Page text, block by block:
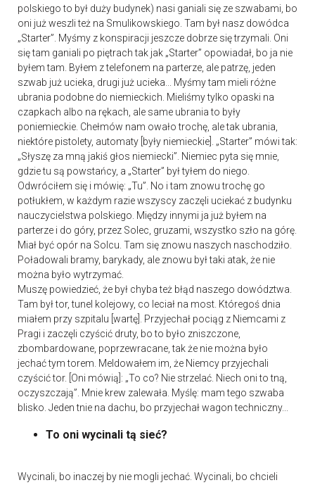
polskiego to był duży budynek) nasi ganiali się ze szwabami, bo
oni już weszli też na Smulikowskiego. Tam był nasz dowódca
„Starter”. Myśmy z konspiracji jeszcze dobrze się trzymali. Oni
się tam ganiali po piętrach tak jak „Starter” opowiadał, bo ja nie
byłem tam. Byłem z telefonem na parterze, ale patrzę, jeden
szwab już ucieka, drugi już ucieka... Myśmy tam mieli różne
ubrania podobne do niemieckich. Mieliśmy tylko opaski na
czapkach albo na rękach, ale same ubrania to były
poniemieckie. Chełmów nam owało trochę, ale tak ubrania,
niektóre pistolety, automaty [były niemieckie]. „Starter” mówi tak:
„Słyszę za mną jakiś głos niemiecki”. Niemiec pyta się mnie,
gdzie tu są powstańcy, a „Starter” był tyłem do niego.
Odwróciłem się i mówię: „Tu”. No i tam znowu trochę go
potłukłem, w każdym razie wszyscy zaczęli uciekać z budynku
nauczycielstwa polskiego. Między innymi ja już byłem na
parterze i do góry, przez Solec, gruzami, wszystko szło na górę.
Miał być opór na Solcu. Tam się znowu naszych naschodziło.
Poładowali bramy, barykady, ale znowu był taki atak, że nie
można było wytrzymać.
Muszę powiedzieć, że był chyba też błąd naszego dowództwa.
Tam był tor, tunel kolejowy, co leciał na most. Któregoś dnia
miałem przy szpitalu [wartę]. Przyjechał pociąg z Niemcami z
Pragi i zaczęli czyścić druty, bo to było zniszczone,
zbombardowane, poprzewracane, tak że nie można było
jechać tym torem. Meldowałem im, że Niemcy przyjechali
czyścić tor. [Oni mówią]: „To co? Nie strzelać. Niech oni to tną,
oczyszczają”. Mnie krew zalewała. Myślę: mam tego szwaba
blisko. Jeden tnie na dachu, bo przyjechał wagon techniczny...
To oni wycinali tą sieć?
Wycinali, bo inaczej by nie mogli jechać. Wycinali, bo chcieli